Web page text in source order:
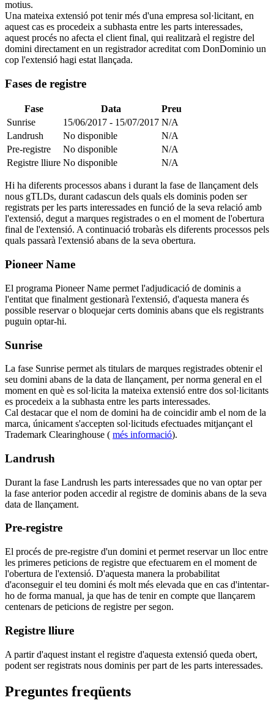
motius.
Una mateixa extensió pot tenir més d'una empresa sol·licitant, en
aquest cas es procedeix a subhasta entre les parts interessades,
aquest procés no afecta el client final, qui realitzarà el registre del
domini directament en un registrador acreditat com DonDominio un
cop l'extensió hagi estat llançada.
Fases de registre
Fase Data
Preu
Sunrise
15/06/2017 - 15/07/2017 N/A
Landrush
No disponible
N/A
Pre-registre
No disponible
N/A
Registre lliure No disponible N/A
Hi ha diferents processos abans i durant la fase de llançament dels
nous gTLDs, durant cadascun dels quals els dominis poden ser
registrats per les parts interessades en funció de la seva relació amb
l'extensió, degut a marques registrades o en el moment de l'obertura
final de l'extensió. A continuació trobaràs els diferents processos pels
quals passarà l'extensió abans de la seva obertura.
Pioneer Name
El programa Pioneer Name permet l'adjudicació de dominis a
l'entitat que finalment gestionarà l'extensió, d'aquesta manera és
possible reservar o bloquejar certs dominis abans que els registrants
puguin optar-hi.
Sunrise
La fase Sunrise permet als titulars de marques registrades obtenir el
seu domini abans de la data de llançament, per norma general en el
moment en què es sol·licita la mateixa extensió entre dos sol·licitants
es procedeix a la subhasta entre les parts interessades.
Cal destacar que el nom de domini ha de coincidir amb el nom de la
marca, únicament s'accepten sol·licituds efectuades mitjançant el
Trademark Clearinghouse ( més informació).
Landrush
Durant la fase Landrush les parts interessades que no van optar per
la fase anterior poden accedir al registre de dominis abans de la seva
data de llançament.
Pre-registre
El procés de pre-registre d'un domini et permet reservar un lloc entre
les primeres peticions de registre que efectuarem en el moment de
l'obertura de l'extensió. D'aquesta manera la probabilitat
d'aconseguir el teu domini és molt més elevada que en cas d'intentar-
ho de forma manual, ja que has de tenir en compte que llançarem
centenars de peticions de registre per segon.
Registre lliure
A partir d'aquest instant el registre d'aquesta extensió queda obert,
podent ser registrats nous dominis per part de les parts interessades.
Preguntes freqüents